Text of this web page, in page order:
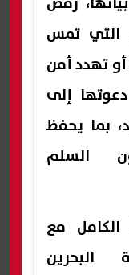
التي تمس
تهدد أمن
إلى
بما يحفظ
السلم
مع
البحرين